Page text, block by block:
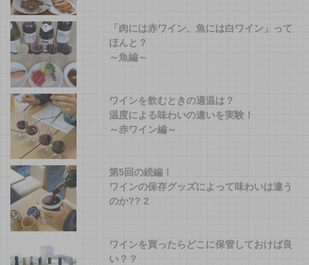
「肉には赤ワイン、魚には白ワイン」って
ほんと？
～魚編～
ワインを飲むときの適温は？
温度による味わいの違いを実験！
～赤ワイン編～
第5回の続編！
ワインの保存グッズによって味わいは違う
のか?? 2
ワインを買ったらどこに保管しておけば良
い？？